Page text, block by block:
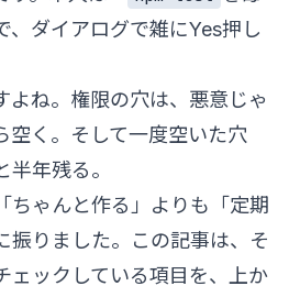
、ダイアログで雑にYes押し
よね。権限の穴は、悪意じゃ
空く。そして一度空いた穴
年残る。
ちゃんと作る」よりも「定期
振りました。この記事は、そ
ェックしている項目を、上か